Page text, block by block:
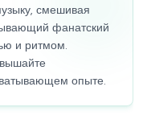
смешивая
фанатский
и ритмом.
опыте.